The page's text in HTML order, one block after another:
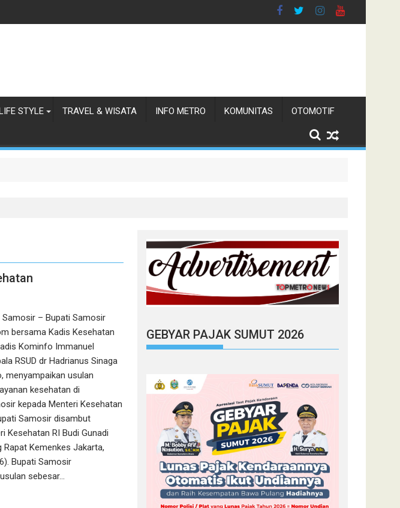
STYLE TRAVEL & WISATA INFO METRO KOMUNITAS OTOMOTIF
BLBI
Kebakaran
– Bupati Samosir
bersama Kadis Kesehatan
Kominfo Immanuel
RSUD dr Hadrianus Sinaga
menyampaikan usulan
kesehatan di
kepada Menteri Kesehatan
Samosir disambut
Kesehatan RI Budi Gunadi
Rapat Kemenkes Jakarta,
Bupati Samosir
sebesar…
GEBYAR PAJAK SUMUT 2026